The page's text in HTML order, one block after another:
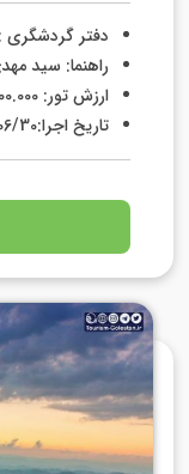
دفتر
راهنما: سید
ارزش تور: 900.000
تاریخ اجرا:1403/06/30